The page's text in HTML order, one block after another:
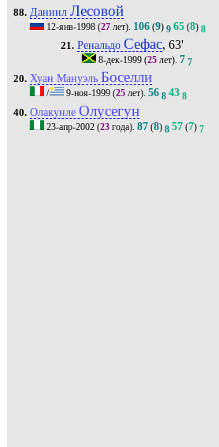
88. Даниил Лесовой
12-янв-1998(27лет). 106(9) 9 65(8) 8
21. Ренальдо Сефас, 63'
8-дек-1999 (25 лет).7 7
20. Хуан Мануэль Боселли
/ 9-ноя-1999(25лет). 56 8 43 8
40. Олакунле Олусегун
23-апр-2002(23года). 87(8) 8 57(7) 7